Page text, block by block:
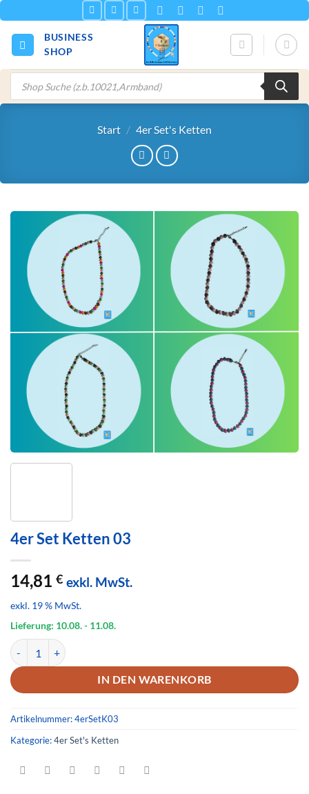
Inhalt
springen
BUSINESS
SHOP
Products
search
Start / 4er Set's Ketten
4er Set Ketten 03
14,81 € exkl. MwSt.
exkl. 19 % MwSt.
Lieferung: 10.08.- 11.08.
4er Set Ketten 03 Menge
IN DEN WARENKORB
Artikelnummer:4erSetK03
Kategorie:4er Set's Ketten